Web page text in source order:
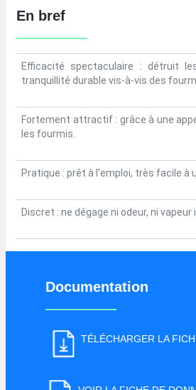
En bref
Efficacité spectaculaire : détruit
tranquillité durable vis-à-vis des
Fortement attractif : grâce à une
les fourmis.
Pratique : prêt à l’emploi, très facile à
Discret : ne dégage ni odeur, ni vapeur
Documentation
TÉLÉCHARGER LA